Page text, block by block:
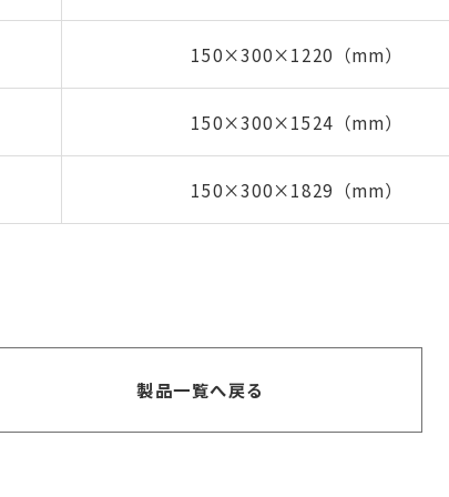
150×300×1220（mm）
150×300×1524（mm）
150×300×1829（mm）
製品一覧へ戻る